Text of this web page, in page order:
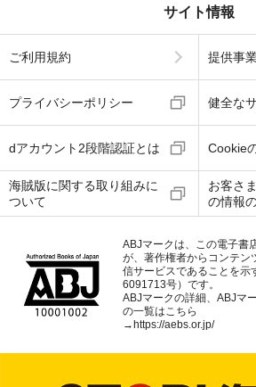
サイト情報
ご利用規約 提供事
プライバシーポリシー 健全な
dアカウント2段階認証とは Cookie
海賊版に関する取り組みに
ついて
お客さ
の情報
ABJマークは、この電子書
が、著作権者からコンテン
信サービスであることを示
6091713号）です。
ABJマークの詳細、ABJマ
の一覧はこちら
→ https://aebs.or.jp/